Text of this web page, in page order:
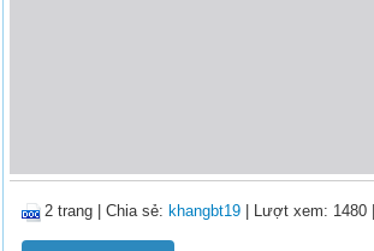
2 trang |Chia sẻ: khangbt19 | Lượt xem: 1480